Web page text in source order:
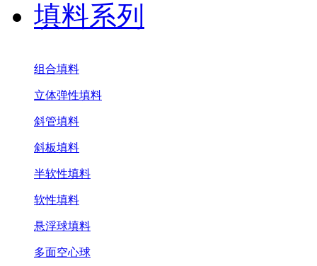
填料系列
组合填料
立体弹性填料
斜管填料
斜板填料
半软性填料
软性填料
悬浮球填料
多面空心球